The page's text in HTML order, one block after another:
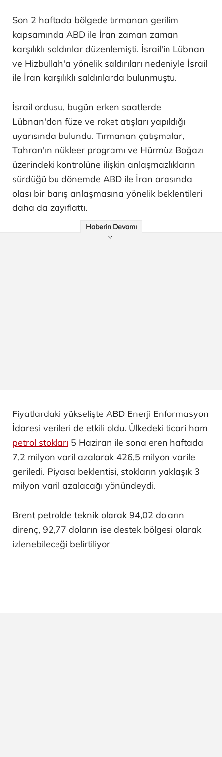
Son 2 haftada bölgede tırmanan gerilim
kapsamında ABD ile İran zaman zaman
karşılıklı saldırılar düzenlemişti. İsrail'in Lübnan
ve Hizbullah'a yönelik saldırıları nedeniyle İsrail
ile İran karşılıklı saldırılarda bulunmuştu.
İsrail ordusu, bugün erken saatlerde
Lübnan'dan füze ve roket atışları yapıldığı
uyarısında bulundu. Tırmanan çatışmalar,
Tahran'ın nükleer programı ve Hürmüz Boğazı
üzerindeki kontrolüne ilişkin anlaşmazlıkların
sürdüğü bu dönemde ABD ile İran arasında
olası bir barış anlaşmasına yönelik beklentileri
daha da zayıflattı.
Haberin Devamı
Fiyatlardaki yükselişte ABD Enerji Enformasyon
İdaresi verileri de etkili oldu. Ülkedeki ticari ham
petrol stokları 5 Haziran ile sona eren haftada
7,2 milyon varil azalarak 426,5 milyon varile
geriledi. Piyasa beklentisi, stokların yaklaşık 3
milyon varil azalacağı yönündeydi.
Brent petrolde teknik olarak 94,02 doların
direnç, 92,77 doların ise destek bölgesi olarak
izlenebileceği belirtiliyor.